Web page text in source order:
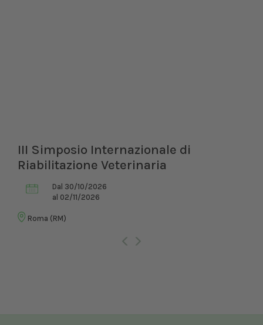
III Simposio Internazionale di
Riabilitazione Veterinaria
Dal 30/10/2026
al 02/11/2026
Roma (RM)